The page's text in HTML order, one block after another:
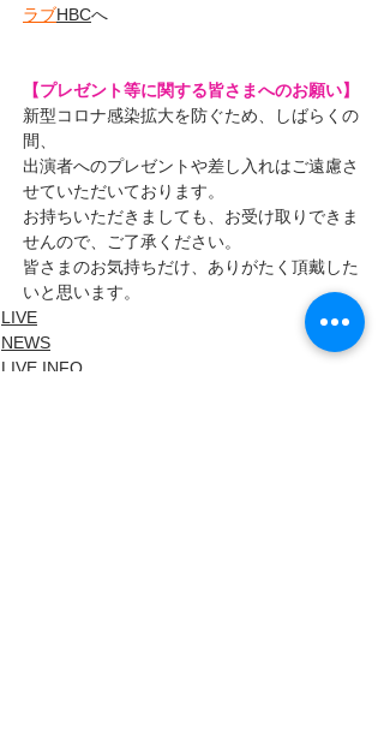
ラブHBCへ
【プレゼント等に関する皆さまへのお願い】
新型コロナ感染拡大を防ぐため、しばらくの
間、
出演者へのプレゼントや差し入れはご遠慮さ
せていただいております。
お持ちいただきましても、お受け取りできま
せんので、ご了承ください。
皆さまのお気持ちだけ、ありがたく頂戴した
いと思います。
LIVE
NEWS
LIVE INFO